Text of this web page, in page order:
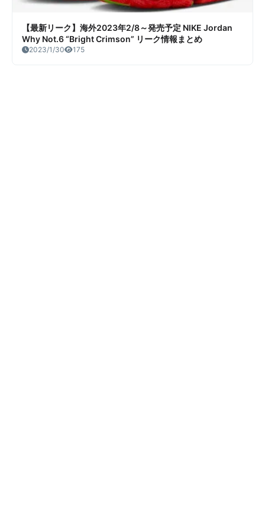
【最新リーク】海外2023年2/8～発売予定 NIKE Jordan
Why Not.6 “Bright Crimson” リーク情報まとめ
2023/1/30 175